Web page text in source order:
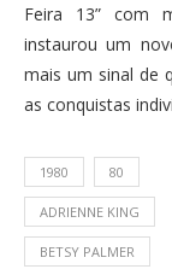
Feira 13” com
instaurou um
mais um sinal de
as conquistas
1980 80
ADRIENNE KING
BETSY PALMER